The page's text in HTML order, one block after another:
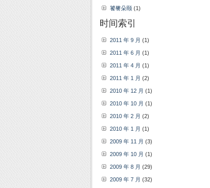
饕餮朵颐 (1)
时间索引
2011 年 9 月 (1)
2011 年 6 月 (1)
2011 年 4 月 (1)
2011 年 1 月 (2)
2010 年 12 月 (1)
2010 年 10 月 (1)
2010 年 2 月 (2)
2010 年 1 月 (1)
2009 年 11 月 (3)
2009 年 10 月 (1)
2009 年 8 月 (29)
2009 年 7 月 (32)